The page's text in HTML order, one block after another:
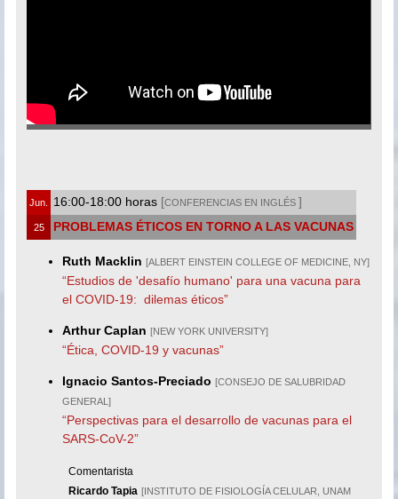
Jun. 16:00-18:00 horas [CONFERENCIAS EN INGLÉS ]
25 PROBLEMAS ÉTICOS EN TORNO A LAS VACUNAS
Ruth Macklin[ALBERT EINSTEIN COLLEGE OF MEDICINE, NY]
“Estudios de 'desafío humano' para una vacuna para
el COVID-19: dilemas éticos”
Arthur Caplan [NEW YORK UNIVERSITY]
“Ética, COVID-19 y vacunas”
Ignacio Santos-Preciado[CONSEJO DE SALUBRIDAD
GENERAL]
“Perspectivas para el desarrollo de vacunas para el
SARS-CoV-2”
Comentarista
Ricardo Tapia [INSTITUTO DE FISIOLOGÍA CELULAR, UNAM